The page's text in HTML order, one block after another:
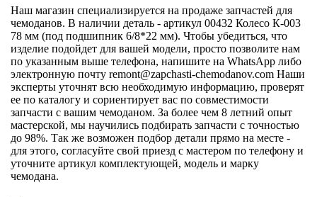
Наш магазин специализируется на продаже запчастей для
чемоданов. В наличии деталь - артикул 00432 Колесо К-003
78 мм (под подшипник 6/8*22 мм). Чтобы убедиться, что
изделие подойдет для вашей модели, просто позволите нам
по указанным выше телефона, напишите на WhatsApp либо
электронную почту remont@zapchasti-chemodanov.com Наши
эксперты уточнят всю необходимую информацию, проверят
ее по каталогу и сориентирует вас по совместимости
запчасти с вашим чемоданом. За более чем 8 летний опыт
мастерской, мы научились подбирать запчасти с точностью
до 98%. Так же возможен подбор детали прямо на месте -
для этого, согласуйте свой приезд с мастером по телефону и
уточните артикул комплектующей, модель и марку
чемодана.